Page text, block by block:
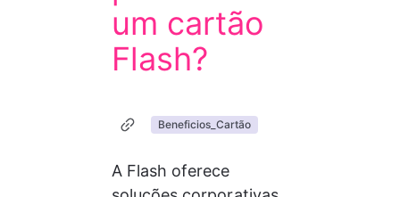
um cartão
Flash?
Beneficios_Cartão
A Flash oferece